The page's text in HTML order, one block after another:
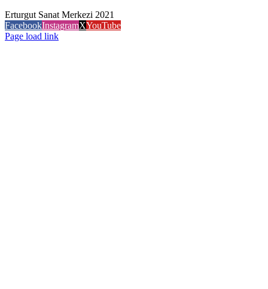
Erturgut Sanat Merkezi 2021
FacebookInstagramXYouTube
Page load link